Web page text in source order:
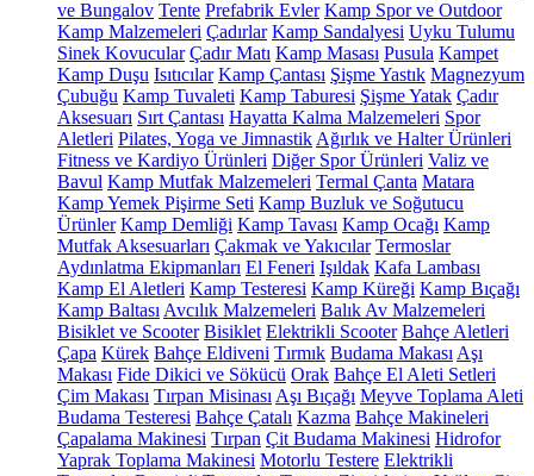
ve Bungalov Tente Prefabrik Evler Kamp Spor ve Outdoor
Kamp Malzemeleri Çadırlar Kamp Sandalyesi Uyku Tulumu
Sinek Kovucular Çadır Matı Kamp Masası Pusula Kampet
Kamp Duşu Isıtıcılar Kamp Çantası Şişme Yastık Magnezyum
Çubuğu Kamp Tuvaleti Kamp Taburesi Şişme Yatak Çadır
Aksesuarı Sırt Çantası Hayatta Kalma Malzemeleri Spor
Aletleri Pilates, Yoga ve Jimnastik Ağırlık ve Halter Ürünleri
Fitness ve Kardiyo Ürünleri Diğer Spor Ürünleri Valiz ve
Bavul Kamp Mutfak Malzemeleri Termal Çanta Matara
Kamp Yemek Pişirme Seti Kamp Buzluk ve Soğutucu
Ürünler Kamp Demliği Kamp Tavası Kamp Ocağı Kamp
Mutfak Aksesuarları Çakmak ve Yakıcılar Termoslar
Aydınlatma Ekipmanları El Feneri Işıldak Kafa Lambası
Kamp El Aletleri Kamp Testeresi Kamp Küreği Kamp Bıçağı
Kamp Baltası Avcılık Malzemeleri Balık Av Malzemeleri
Bisiklet ve Scooter Bisiklet Elektrikli Scooter Bahçe Aletleri
Çapa Kürek Bahçe Eldiveni Tırmık Budama Makası Aşı
Makası Fide Dikici ve Sökücü Orak Bahçe El Aleti Setleri
Çim Makası Tırpan Misinası Aşı Bıçağı Meyve Toplama Aleti
Budama Testeresi Bahçe Çatalı Kazma Bahçe Makineleri
Çapalama Makinesi Tırpan Çit Budama Makinesi Hidrofor
Yaprak Toplama Makinesi Motorlu Testere Elektrikli